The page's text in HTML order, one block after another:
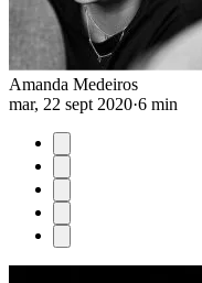
Amanda Medeiros
mar, 22 sept 2020·6 min